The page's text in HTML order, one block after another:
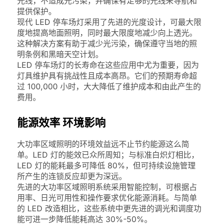
提供保护。
现代 LED 停车场灯采用了先进的光度设计，可最大限
度地提高地面照明，同时最大限度地减少向上透光。
这种解决方案有助于减少光污染，确保遵守当地的照
明条例和黑暗天空计划。
LED 停车场灯的长寿命在这些应用中尤为重要，因为
灯具维护具有挑战性且成本高昂。它们的预期寿命超
过 100,000 小时，大大降低了维护成本和由此产生的
费用。
能源效率 环境影响
大功率区域照明的环境效益远不止节约能源这么简
单。LED 灯的能效已众所周知；与标准白炽灯相比，
LED 灯的能耗最多可降低 80%，但可持续设施管理
所产生的连锁反应却更为深远。
先进的大功率区域照明系统采用智能控制，可根据占
用率、日光可用性和操作要求优化能源消耗。与简单
的 LED 改造相比，这些系统中更先进的调光和调度功
能可进一步降低能耗高达 30%-50%。